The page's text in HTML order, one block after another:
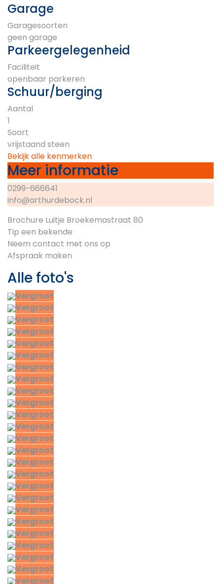
Garage
Garagesoorten
geen garage
Parkeergelegenheid
Faciliteit
openbaar parkeren
Schuur/berging
Aantal
1
Soort
vrijstaand steen
Bekijk alle kenmerken
Meer informatie
0299-666641
info@arthurdebock.nl
Brochure Luitje Broekemastraat 80
Tip een bekende
Neem contact met ons op
Afspraak maken
Alle foto's
Vergroot
Vergroot
Vergroot
Vergroot
Vergroot
Vergroot
Vergroot
Vergroot
Vergroot
Vergroot
Vergroot
Vergroot
Vergroot
Vergroot
Vergroot
Vergroot
Vergroot
Vergroot
Vergroot
Vergroot
Vergroot
Vergroot
Vergroot
Vergroot
Vergroot